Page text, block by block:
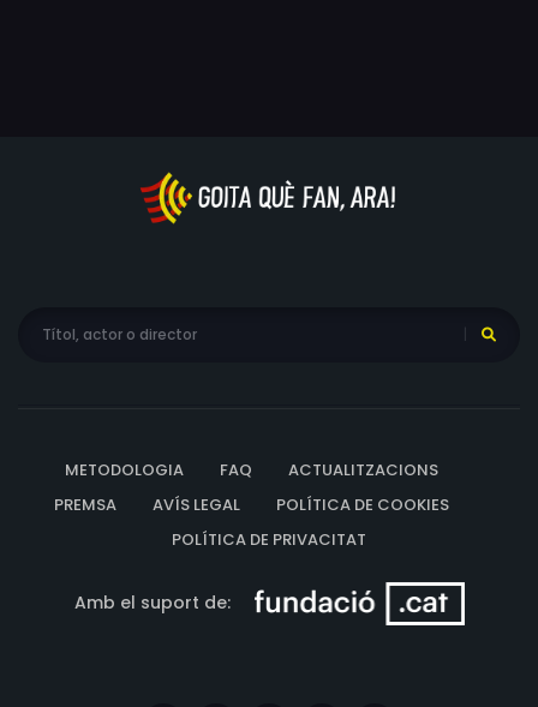
METODOLOGIA FAQ
ACTUALITZACIONS
PREMSA
AVÍS LEGAL
POLÍTICA DE COOKIES
POLÍTICA DE PRIVACITAT
Amb el suport de: